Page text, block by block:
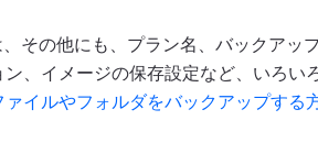
、その他にも、プラン名、バックアッ
、イメージの保存設定など、いろい
ァイルやフォルダをバックアップする